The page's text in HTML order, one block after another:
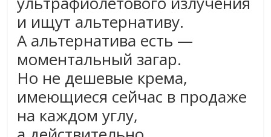
и ищут альтернативу.
А альтернатива есть —
моментальный загар.
Но не дешевые крема,
имеющиеся сейчас в продаже
на каждом углу,